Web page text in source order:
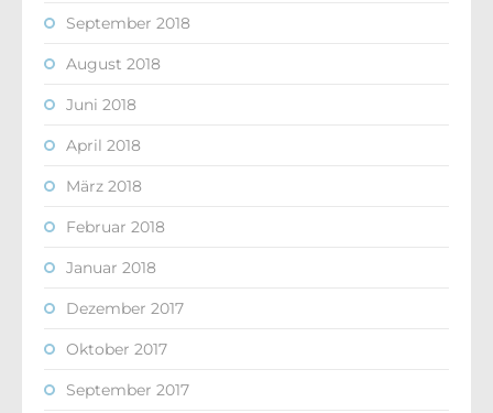
September 2018
August 2018
Juni 2018
April 2018
März 2018
Februar 2018
Januar 2018
Dezember 2017
Oktober 2017
September 2017